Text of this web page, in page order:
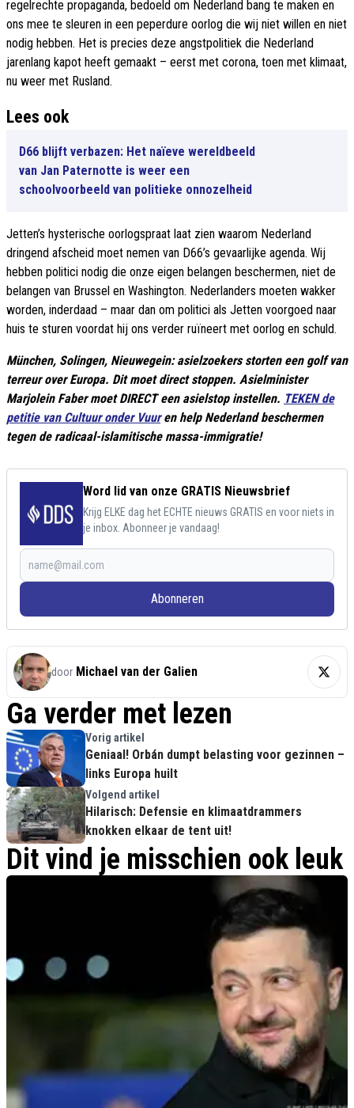
regelrechte propaganda, bedoeld om Nederland bang te maken en
ons mee te sleuren in een peperdure oorlog die wij niet willen en niet
nodig hebben. Het is precies deze angstpolitiek die Nederland
jarenlang kapot heeft gemaakt – eerst met corona, toen met klimaat,
nu weer met Rusland.
Lees ook
D66 blijft verbazen: Het naïeve wereldbeeld
van Jan Paternotte is weer een
schoolvoorbeeld van politieke onnozelheid
Jetten’s hysterische oorlogspraat laat zien waarom Nederland
dringend afscheid moet nemen van D66’s gevaarlijke agenda. Wij
hebben politici nodig die onze eigen belangen beschermen, niet de
belangen van Brussel en Washington. Nederlanders moeten wakker
worden, inderdaad – maar dan om politici als Jetten voorgoed naar
huis te sturen voordat hij ons verder ruïneert met oorlog en schuld.
München, Solingen, Nieuwegein: asielzoekers storten een golf van
terreur over Europa. Dit moet direct stoppen. Asielminister
Marjolein Faber moet DIRECT een asielstop instellen. TEKEN de
petitie van Cultuur onder Vuuren help Nederland beschermen
tegen de radicaal-islamitische massa-immigratie!
Word lid van onze GRATIS Nieuwsbrief
Krijg ELKE dag het ECHTE nieuws GRATIS en voor niets in
je inbox. Abonneer je vandaag!
Abonneren
door Michael van der Galien
Ga verder met lezen
Vorig artikel
Geniaal! Orbán dumpt belasting voor gezinnen –
links Europa huilt
Volgend artikel
Hilarisch: Defensie en klimaatdrammers
knokken elkaar de tent uit!
Dit vind je misschien ook leuk